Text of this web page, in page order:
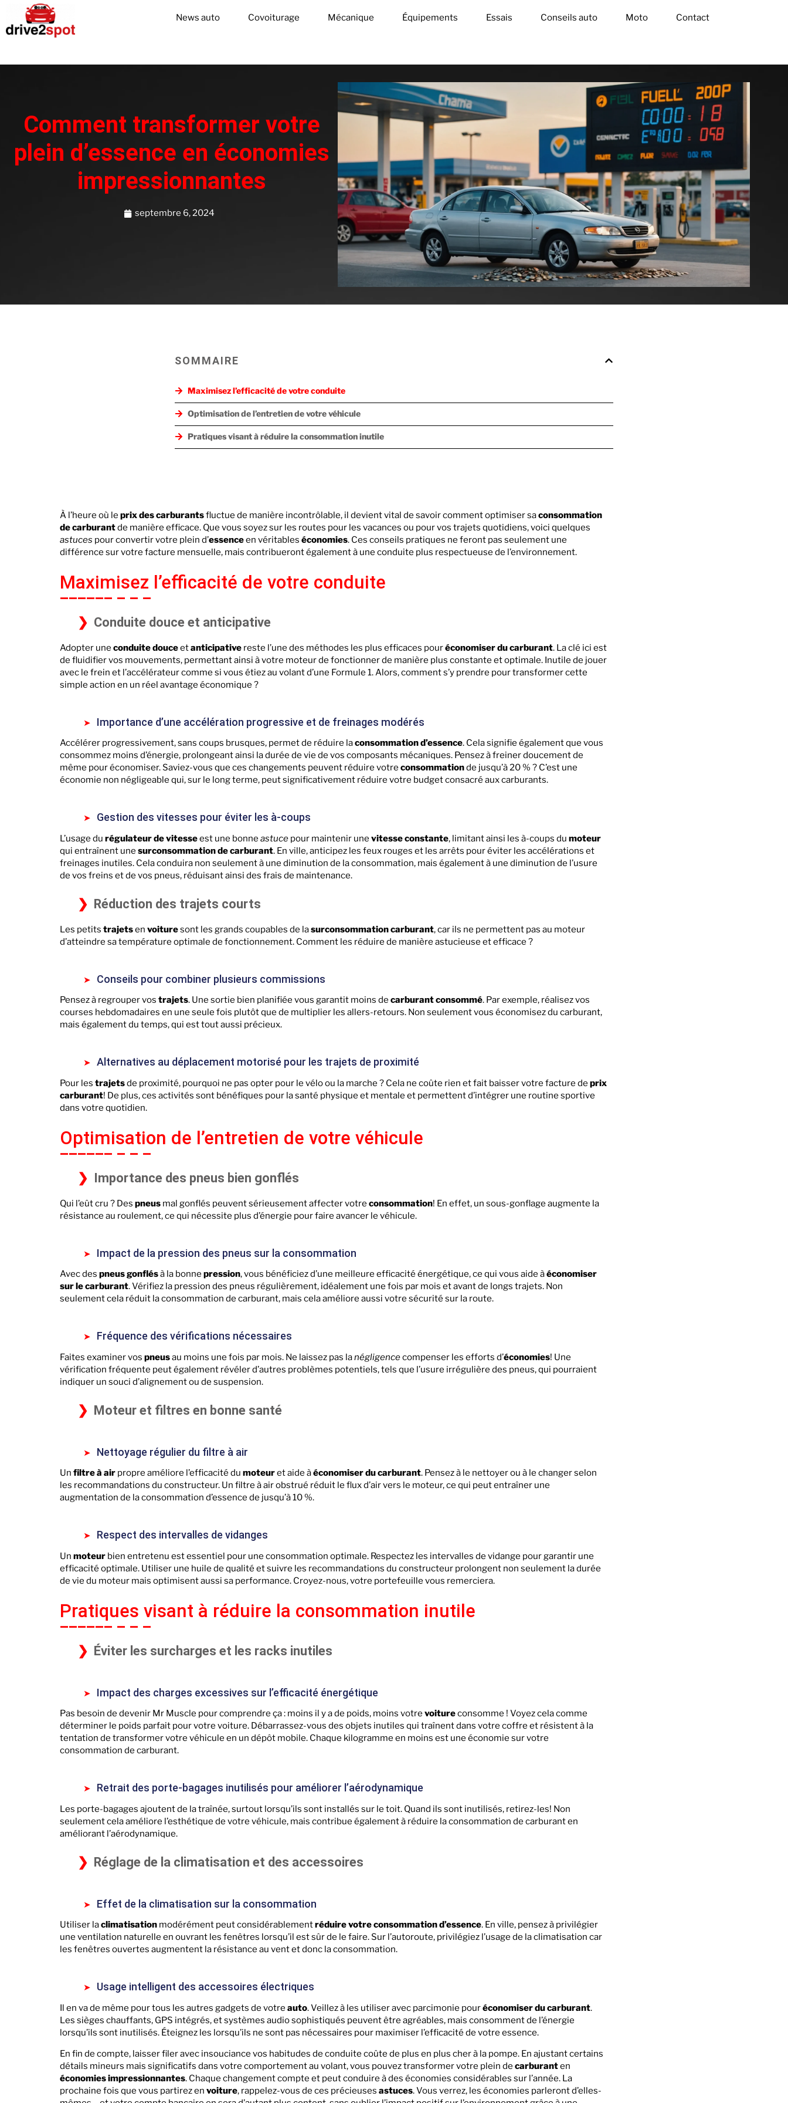
News auto Covoiturage Mécanique Équipements Essais Conseils auto Moto Contact
Comment transformer votre
plein d’essence en économies
impressionnantes
septembre 6, 2024
SOMMAIRE
Maximisez l’efficacité de votre conduite
Optimisation de l’entretien de votre véhicule
Pratiques visant à réduire la consommation inutile
À l’heure où le prix des carburantsfluctue de manière incontrôlable, il devient vital de savoir comment optimiser saconsommation
de carburantde manière efficace. Que vous soyez sur les routes pour les vacances ou pour vos trajets quotidiens, voici quelques
astuces pour convertir votre plein d’essenceen véritables économies. Ces conseils pratiques ne feront pas seulement une
différence sur votre facture mensuelle, mais contribueront également à une conduite plus respectueuse de l’environnement.
Maximisez l’efficacité de votre conduite
Conduite douce et anticipative
Adopter une conduite douceetanticipative reste l’une des méthodes les plus efficaces pouréconomiser du carburant. La clé ici est
de fluidifier vos mouvements, permettant ainsi à votre moteur de fonctionner de manière plus constante et optimale. Inutile de jouer
avec le frein et l’accélérateur comme si vous étiez au volant d’une Formule 1. Alors, comment s’y prendre pour transformer cette
simple action en un réel avantage économique ?
Importance d’une accélération progressive et de freinages modérés
Accélérer progressivement, sans coups brusques, permet de réduire laconsommation d’essence. Cela signifie également que vous
consommez moins d’énergie, prolongeant ainsi la durée de vie de vos composants mécaniques. Pensez à freiner doucement de
même pour économiser. Saviez-vous que ces changements peuvent réduire votre consommationde jusqu’à 20 % ? C’est une
économie non négligeable qui, sur le long terme, peut significativement réduire votre budget consacré aux carburants.
Gestion des vitesses pour éviter les à-coups
L’usage du régulateur de vitesseest une bonne astuce pour maintenir une vitesse constante, limitant ainsi les à-coups du moteur
qui entraînent une surconsommation de carburant. En ville, anticipez les feux rouges et les arrêts pour éviter les accélérations et
freinages inutiles. Cela conduira non seulement à une diminution de la consommation, mais également à une diminution de l’usure
de vos freins et de vos pneus, réduisant ainsi des frais de maintenance.
Réduction des trajets courts
Les petits trajetsen voituresont les grands coupables de lasurconsommation carburant, car ils ne permettent pas au moteur
d’atteindre sa température optimale de fonctionnement. Comment les réduire de manière astucieuse et efficace ?
Conseils pour combiner plusieurs commissions
Pensez à regrouper vos trajets. Une sortie bien planifiée vous garantit moins de carburant consommé. Par exemple, réalisez vos
courses hebdomadaires en une seule fois plutôt que de multiplier les allers-retours. Non seulement vous économisez du carburant,
mais également du temps, qui est tout aussi précieux.
Alternatives au déplacement motorisé pour les trajets de proximité
Pour les trajetsde proximité, pourquoi ne pas opter pour le vélo ou la marche ? Cela ne coûte rien et fait baisser votre facture de prix
carburant! De plus, ces activités sont bénéfiques pour la santé physique et mentale et permettent d’intégrer une routine sportive
dans votre quotidien.
Optimisation de l’entretien de votre véhicule
Importance des pneus bien gonflés
Qui l’eût cru ? Des pneus mal gonflés peuvent sérieusement affecter votre consommation! En effet, un sous-gonflage augmente la
résistance au roulement, ce qui nécessite plus d’énergie pour faire avancer le véhicule.
Impact de la pression des pneus sur la consommation
Avec des pneus gonflésà la bonne pression, vous bénéficiez d’une meilleure efficacité énergétique, ce qui vous aide àéconomiser
sur le carburant. Vérifiez la pression des pneus régulièrement, idéalement une fois par mois et avant de longs trajets. Non
seulement cela réduit la consommation de carburant, mais cela améliore aussi votre sécurité sur la route.
Fréquence des vérifications nécessaires
Faites examiner vos pneusau moins une fois par mois. Ne laissez pas lanégligencecompenser les efforts d’économies! Une
vérification fréquente peut également révéler d’autres problèmes potentiels, tels que l’usure irrégulière des pneus, qui pourraient
indiquer un souci d’alignement ou de suspension.
Moteur et filtres en bonne santé
Nettoyage régulier du filtre à air
Un filtre à air propre améliore l’efficacité du moteuret aide àéconomiser du carburant. Pensez à le nettoyer ou à le changer selon
les recommandations du constructeur. Un filtre à air obstrué réduit le flux d’air vers le moteur, ce qui peut entraîner une
augmentation de la consommation d’essence de jusqu’à 10 %.
Respect des intervalles de vidanges
Un moteur bien entretenu est essentiel pour une consommation optimale. Respectez les intervalles de vidange pour garantir une
efficacité optimale. Utiliser une huile de qualité et suivre les recommandations du constructeur prolongent non seulement la durée
de vie du moteur mais optimisent aussi sa performance. Croyez-nous, votre portefeuille vous remerciera.
Pratiques visant à réduire la consommation inutile
Éviter les surcharges et les racks inutiles
Impact des charges excessives sur l’efficacité énergétique
Pas besoin de devenir Mr Muscle pour comprendre ça : moins il y a de poids, moins votre voitureconsomme ! Voyez cela comme
déterminer le poids parfait pour votre voiture. Débarrassez-vous des objets inutiles qui traînent dans votre coffre et résistent à la
tentation de transformer votre véhicule en un dépôt mobile. Chaque kilogramme en moins est une économie sur votre
consommation de carburant.
Retrait des porte-bagages inutilisés pour améliorer l’aérodynamique
Les porte-bagages ajoutent de la traînée, surtout lorsqu’ils sont installés sur le toit. Quand ils sont inutilisés, retirez-les! Non
seulement cela améliore l’esthétique de votre véhicule, mais contribue également à réduire la consommation de carburant en
améliorant l’aérodynamique.
Réglage de la climatisation et des accessoires
Effet de la climatisation sur la consommation
Utiliser laclimatisation modérément peut considérablementréduire votre consommation d’essence. En ville, pensez à privilégier
une ventilation naturelle en ouvrant les fenêtres lorsqu’il est sûr de le faire. Sur l’autoroute, privilégiez l’usage de la climatisation car
les fenêtres ouvertes augmentent la résistance au vent et donc la consommation.
Usage intelligent des accessoires électriques
Il en va de même pour tous les autres gadgets de votre auto. Veillez à les utiliser avec parcimonie pouréconomiser du carburant.
Les sièges chauffants, GPS intégrés, et systèmes audio sophistiqués peuvent être agréables, mais consomment de l’énergie
lorsqu’ils sont inutilisés. Éteignez les lorsqu’ils ne sont pas nécessaires pour maximiser l’efficacité de votre essence.
En fin de compte, laisser filer avec insouciance vos habitudes de conduite coûte de plus en plus cher à la pompe. En ajustant certains
détails mineurs mais significatifs dans votre comportement au volant, vous pouvez transformer votre plein de carburanten
économies impressionnantes. Chaque changement compte et peut conduire à des économies considérables sur l’année. La
prochaine fois que vous partirez en voiture, rappelez-vous de ces précieuses astuces. Vous verrez, les économies parleront d’elles-